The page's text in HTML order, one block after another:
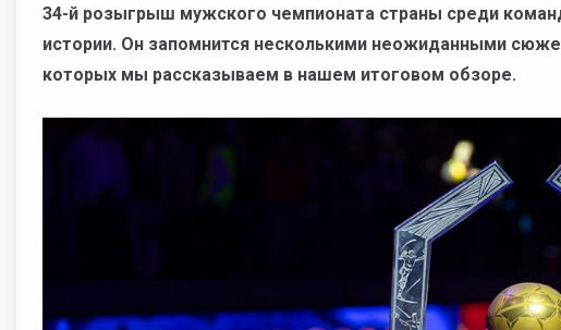
34-й розыгрыш мужского чемпионата страны среди
истории. Он запомнится несколькими неожиданными
которых мы рассказываем в нашем итоговом обзоре.